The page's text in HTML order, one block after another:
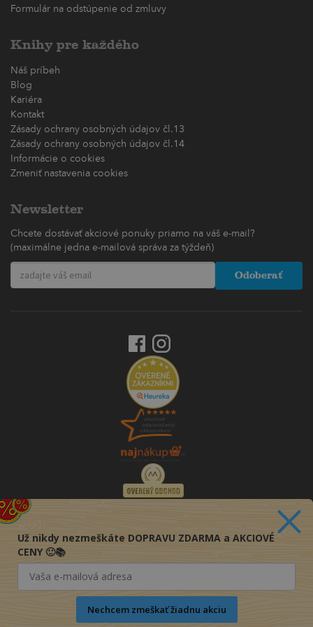
Formulár na odstúpenie od zmluvy
Knihy pre každého
Náš príbeh
Blog
Kariéra
Kontakt
Zásady ochrany osobných údajov čl.13
Zásady ochrany osobných údajov čl.14
Informácie o cookies
Zmeniť nastavenia cookies
Newsletter
Chcete dostávať akciové ponuky priamo na váš e-mail?
(maximálne jedna e-mailová správa za týždeň)
Odoberať
Už nikdy nezmeškáte DOPRAVU ZDARMA a AKCIOVÉ
CENY 🙂📚
Nechcem zmeškať žiadnu akciu